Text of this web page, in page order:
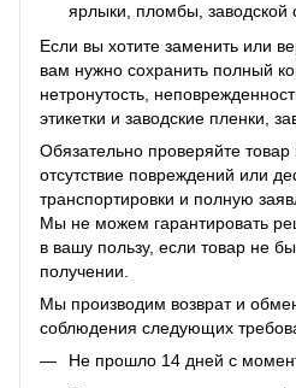
ярлыки, пломбы, заводской
Если вы хотите заменить или
вам нужно сохранить полный
нетронутость,
этикетки и заводские пленки,
Обязательно проверяйте
отсутствие повреждений или
транспортировки и полную
Мы не можем гарантировать
в вашу пользу, если товар не
получении.
Мы производим возврат и
соблюдения следующих
Не прошло 14 дней с